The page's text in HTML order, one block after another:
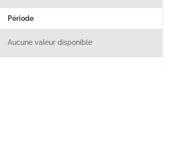
Période
Aucune valeur disponible